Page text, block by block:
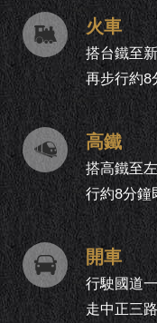
火車
搭台鐵至
再步行約8
高鐵
搭高鐵至
行約8分鐘
開車
行駛國道
走中正三